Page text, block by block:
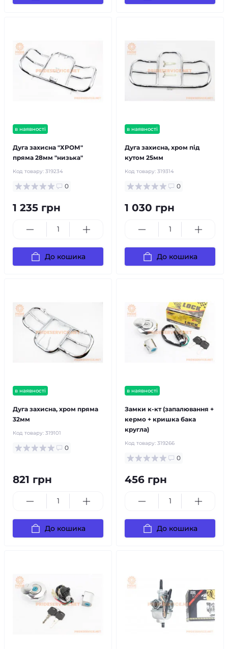
в наявності
Дуга захисна "ХРОМ"
пряма 28мм "низька"
Код товару: 319234
0
1 235 грн
До кошика
в наявності
Дуга захисна, хром під
кутом 25мм
Код товару: 319314
0
1 030 грн
До кошика
в наявності
Дуга захисна, хром пряма
32мм
Код товару: 319101
0
821 грн
До кошика
в наявності
Замки к-кт (запалювання +
кермо + кришка бака
кругла)
Код товару: 319266
0
456 грн
До кошика